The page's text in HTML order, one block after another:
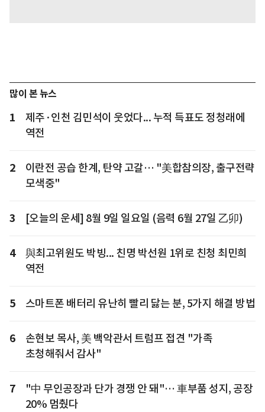
많이 본 뉴스
1
제주·인천 김민석이 웃었다... 누적 득표도 정청래에
역전
2
이란전 공습 한계, 탄약 고갈… "美합참의장, 출구전략
모색중"
3 [오늘의 운세] 8월 9일 일요일 (음력 6월 27일 乙卯)
4
與최고위원도 박빙... 친명 박선원 1위로 친청 최민희
역전
5 스마트폰 배터리 유난히 빨리 닳는 분, 5가지 해결 방법
6
손현보 목사, 美 백악관서 트럼프 접견 "가족
초청해줘서 감사"
7
"中 무인공장과 단가 경쟁 안 돼"… 車부품 성지, 공장
20% 멈췄다